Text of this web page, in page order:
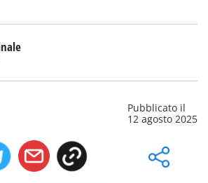
Pubblicato il
12 agosto 2025